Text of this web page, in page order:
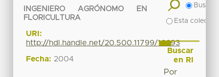
INGENIERO AGRÓNOMO EN
FLORICULTURA
URI:
http://hdl.handle.net/20.500.11799/16693
Fecha: 2004
Buscar
Esta
Buscar
en RI
Por